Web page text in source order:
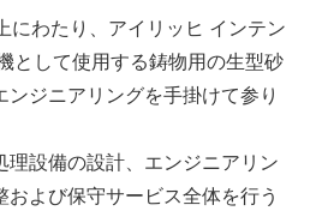
にわたり、アイリッヒ インテン
として使用する鋳物用の生型砂
ジニアリングを手掛けて参り
理設備の設計、エンジニアリン
および保守サービス全体を行う